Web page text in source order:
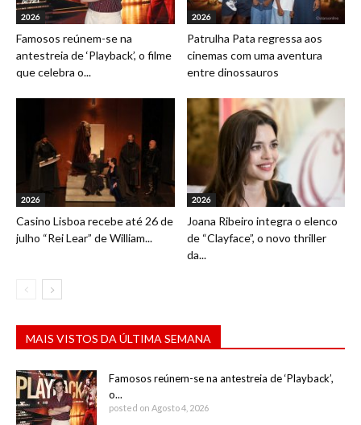
2026
Famosos reúnem-se na
antestreia de ‘Playback’, o filme
que celebra o...
2026
Patrulha Pata regressa aos
cinemas com uma aventura
entre dinossauros
2026
Casino Lisboa recebe até 26 de
julho “Rei Lear” de William...
2026
Joana Ribeiro integra o elenco
de “Clayface”, o novo thriller
da...
MAIS VISTOS DA ÚLTIMA SEMANA
Famosos reúnem-se na antestreia de ‘Playback’,
o...
posted on Agosto 4, 2026